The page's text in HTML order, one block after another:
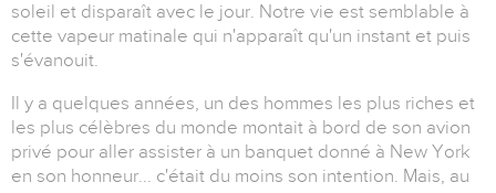
soleil et disparaît avec le jour. Notre vie est semblable à
cette vapeur matinale qui n'apparaît qu'un instant et puis
s'évanouit.
Il y a quelques années, un des hommes les plus riches et
les plus célèbres du monde montait à bord de son avion
privé pour aller assister à un banquet donné à New York
en son honneur... c'était du moins son intention. Mais, au